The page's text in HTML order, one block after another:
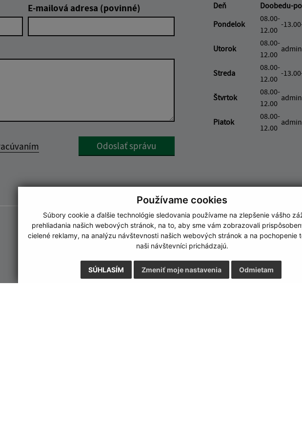
Používame cookies
Súbory cookie a ďalšie technológie sledovania používame na zlepšenie vášho
prehliadania našich webových stránok, na to, aby sme vám zobrazovali
cielené reklamy, na analýzu návštevnosti našich webových stránok a na pochopenie
naši návštevníci prichádzajú.
SÚHLASÍM Odmietam
Zmeniť moje nastavenia
E-mailová adresa (povinné)
Odoslať správu
Deň
Doobedu-
Pondelok
08.00-
12.00
-
Utorok
08.00-
12.00
Streda
08.00-
12.00
-
Štvrtok
08.00-
12.00
Piatok
08.00-
12.00